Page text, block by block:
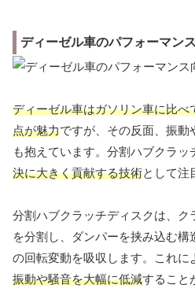
ディーゼル車のパフォーマン
ディーゼル車はガソリン車に比べ
点が魅力ですが、その反面、振動
も抱えています。分割ハブクラッ
決に大きく貢献する技術として注
分割ハブクラッチディスクは、ク
を分割し、ダンパーを挟み込む
の回転変動を吸収します。これに
振動や騒音を大幅に低減すること